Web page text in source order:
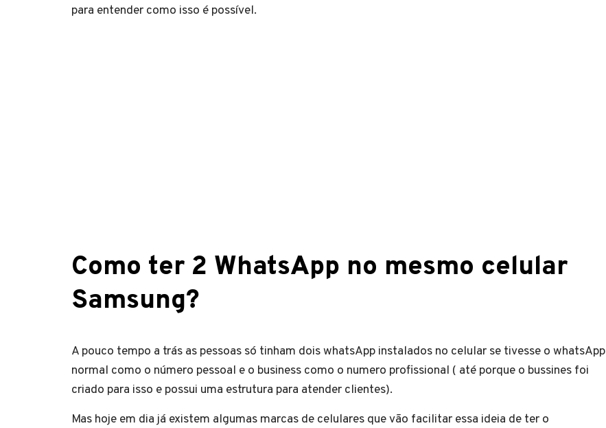
para entender como isso é possível.
Como ter 2 WhatsApp no mesmo celular
Samsung?
A pouco tempo a trás as pessoas só tinham dois whatsApp instalados no celular se tivesse o whatsApp
normal como o número pessoal e o business como o numero profissional ( até porque o bussines foi
criado para isso e possui uma estrutura para atender clientes).
Mas hoje em dia já existem algumas marcas de celulares que vão facilitar essa ideia de ter o